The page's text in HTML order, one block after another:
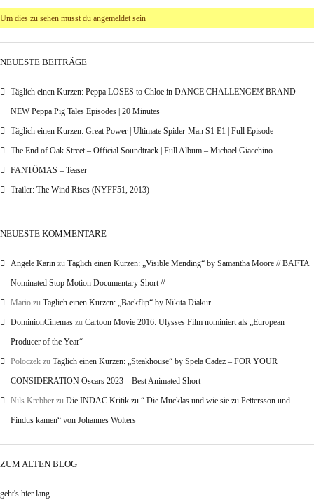
Um dies zu sehen musst du angemeldet sein
NEUESTE BEITRÄGE
Täglich einen Kurzen: Peppa LOSES to Chloe in DANCE CHALLENGE!💃 BRAND
NEW Peppa Pig Tales Episodes | 20 Minutes
Täglich einen Kurzen: Great Power | Ultimate Spider-Man S1 E1 | Full Episode
The End of Oak Street – Official Soundtrack | Full Album – Michael Giacchino
FANTÔMAS – Teaser
Trailer: The Wind Rises (NYFF51, 2013)
NEUESTE KOMMENTARE
Angele Karin zu Täglich einen Kurzen: „Visible Mending“ by Samantha Moore // BAFTA
Nominated Stop Motion Documentary Short //
Mario zu Täglich einen Kurzen: „Backflip“ by Nikita Diakur
DominionCinemas zu Cartoon Movie 2016: Ulysses Film nominiert als „European
Producer of the Year“
Poloczek zu Täglich einen Kurzen: „Steakhouse“ by Spela Cadez – FOR YOUR
CONSIDERATION Oscars 2023 – Best Animated Short
Nils Krebber zu Die INDAC Kritik zu “ Die Mucklas und wie sie zu Pettersson und
Findus kamen“ von Johannes Wolters
ZUM ALTEN BLOG
geht's hier lang